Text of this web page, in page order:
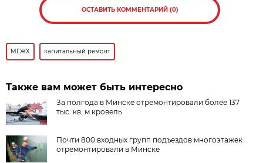
ОСТАВИТЬ КОММЕНТАРИЙ (0)
МГЖХ капитальный ремонт
Также вам может быть интересно
За полгода в Минске отремонтировали более 137
тыс. кв. м кровель
Почти 800 входных групп подъездов многоэтажек
отремонтировали в Минске